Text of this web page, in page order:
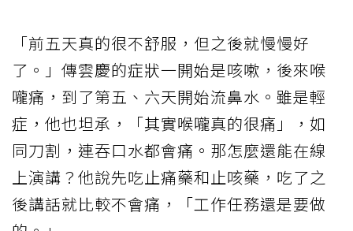
「前五天真的很不舒服，但之後就慢慢好
了。」傳雲慶的症狀一開始是咳嗽，後來喉
嚨痛，到了第五、六天開始流鼻水。雖是輕
症，他也坦承，「其實喉嚨真的很痛」，如
同刀割，連吞口水都會痛。那怎麼還能在線
上演講？他說先吃止痛藥和止咳藥，吃了之
後講話就比較不會痛，「工作任務還是要做